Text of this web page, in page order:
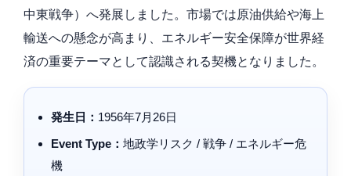
中東戦争）へ発展しました。市場では原油供給や海上
輸送への懸念が高まり、エネルギー安全保障が世界経
済の重要テーマとして認識される契機となりました。
発生日： 1956年7月26日
Event Type：地政学リスク / 戦争 / エネルギー危
機